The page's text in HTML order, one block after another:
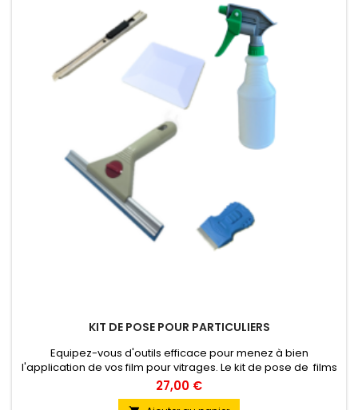
KIT DE POSE POUR PARTICULIERS
Equipez-vous d'outils efficace pour menez à bien
l'application de vos film pour vitrages. Le kit de pose de films
contient : 1 Mini-grattoir Neon, pour nettoyer le vitrage 1
Raclette équipée d'une lame 20cm , pour appliquer le film 1
27,00 €